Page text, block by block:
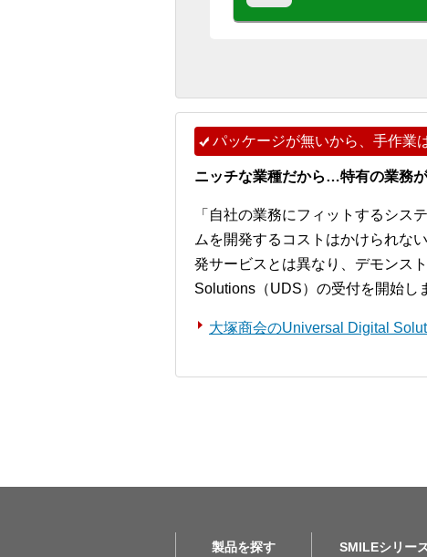
パッケージが無いから、手作業
ニッチな業種だから…特有の業務
「自社の業務にフィットするシス
ムを開発するコストはかけられな
発サービスとは異なり、デモンス
Solutions（UDS）の受付を開始し
大塚商会のUniversal Digital
製品を探す SMILEシリー